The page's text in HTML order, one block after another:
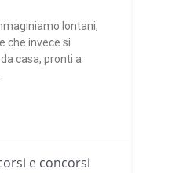
lontani,
che invece si
casa, pronti a
e concorsi